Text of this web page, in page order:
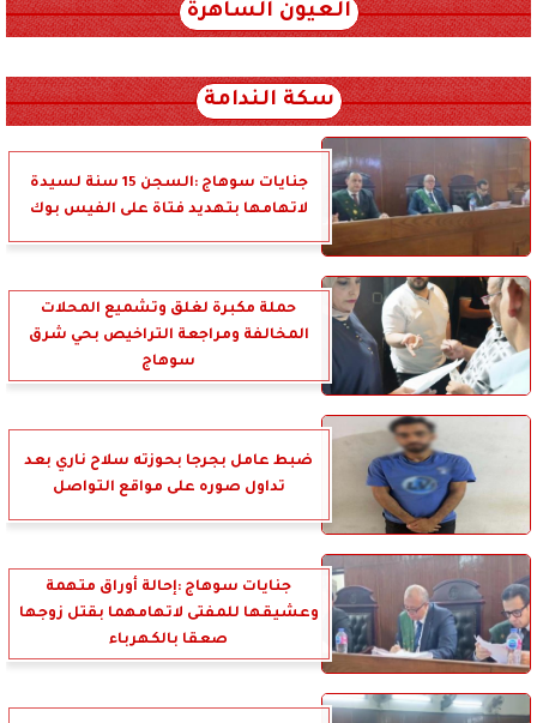
العيون الساهرة
سكة الندامة
جنايات سوهاج :السجن 15 سنة لسيدة
لاتهامها بتهديد فتاة على الفيس بوك
حملة مكبرة لغلق وتشميع المحلات
المخالفة ومراجعة التراخيص بحي شرق
سوهاج
ضبط عامل بجرجا بحوزته سلاح ناري بعد
تداول صوره على مواقع التواصل
جنايات سوهاج :إحالة أوراق متهمة
وعشيقها للمفتى لاتهامهما بقتل زوجها
صعقا بالكهرباء